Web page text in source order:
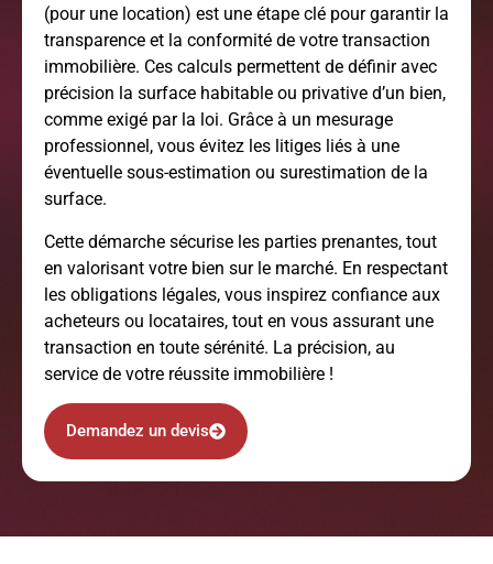
(pour une location) est une étape clé pour garantir la
transparence et la conformité de votre transaction
immobilière. Ces calculs permettent de définir avec
précision la surface habitable ou privative d’un bien,
comme exigé par la loi. Grâce à un mesurage
professionnel, vous évitez les litiges liés à une
éventuelle sous-estimation ou surestimation de la
surface.
Cette démarche sécurise les parties prenantes, tout
en valorisant votre bien sur le marché. En respectant
les obligations légales, vous inspirez confiance aux
acheteurs ou locataires, tout en vous assurant une
transaction en toute sérénité. La précision, au
service de votre réussite immobilière !
Demandez un devis